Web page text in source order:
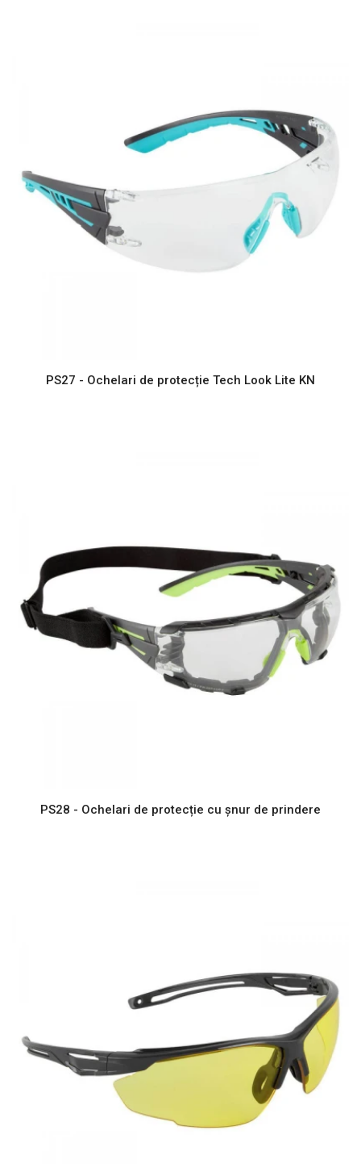
PS27 - Ochelari de protecție Tech Look Lite KN
PS28 - Ochelari de protecție cu șnur de prindere